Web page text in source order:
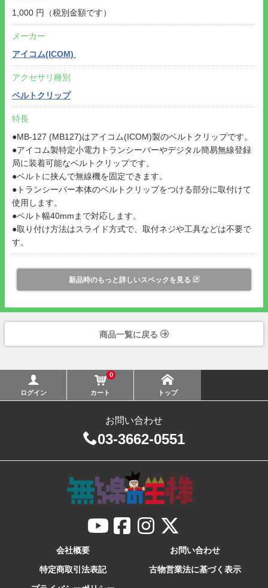
1,000 円（税別金額です）
メーカー
アイコム(ICOM)
アクセサリ種別
ベルトクリップ
特長
●MB-127 (MB127)はアイコム(ICOM)製のベルトクリップです。
●アイコム製特定小電力トランシーバーやデジタル簡易無線登録
局に装着可能なベルトクリップです。
●ベルトに挟んで無線機を固定できます。
●トランシーバー本体のベルトクリップをつける部分に取付けて
使用します。
●ベルト幅40mmまで対応します。
●取り付け方法はスライド方式で、取付ネジや工具などは不要で
す。
新品時のもっと詳しいスペックを見る
商品一覧に戻る
ログイン
0
カート トップ
お問い合わせ
03-3662-0551
会社概要
お問い合わせ
特定商取引法表記
古物営業法に基づく表示